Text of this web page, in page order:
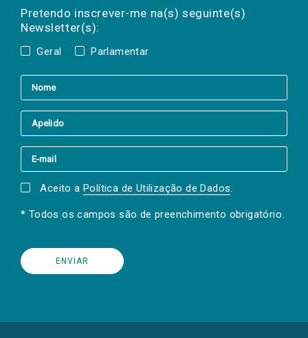
Pretendo inscrever-me na(s) seguinte(s)
Newsletter(s):
Geral Parlamentar
a(s) newsletter(s).
mail
Aceito a Política de Utilização de Dados.
* Todos os campos são de preenchimento obrigatório.